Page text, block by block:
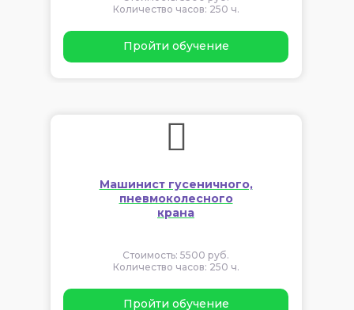
Количество часов: 250 ч.
Пройти обучение
Машинист гусеничного,
пневмоколесного
крана
Стоимость: 5500 руб.
Количество часов: 250 ч.
Пройти обучение